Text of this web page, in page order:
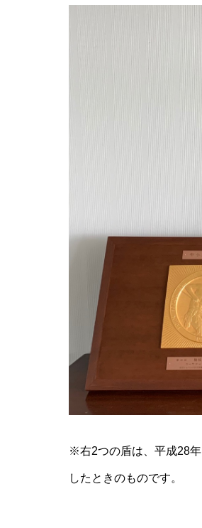
※右2つの盾は、平成28
したときのものです。